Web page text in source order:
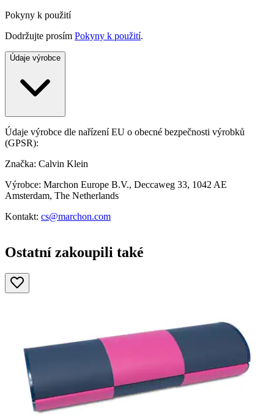
Pokyny k použití
Dodržujte prosím Pokyny k použití.
Údaje výrobce
Údaje výrobce dle nařízení EU o obecné bezpečnosti výrobků
(GPSR):
Značka: Calvin Klein
Výrobce: Marchon Europe B.V., Deccaweg 33, 1042 AE
Amsterdam, The Netherlands
Kontakt: cs@marchon.com
Ostatní zakoupili také